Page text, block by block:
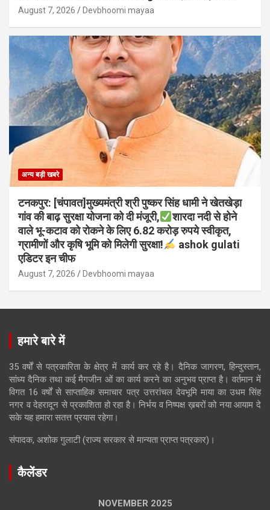
August 7, 2026 Devbhoomi mayaa
अन्य बड़ी खबरे
टनकपुर: [चंपावत]मुख्यमंत्री श्री पुष्कर सिंह धामी ने खेतखेड़ा
गांव की बाढ़ सुरक्षा योजना को दी मंजूरी,
शारदा नदी से होने
वाले भू-कटाव को रोकने के लिए 6.82 करोड़ रुपये स्वीकृत,
ग्रामीणों और कृषि भूमि को मिलेगी सुरक्षा!
ashok gulati
एडिटर इन चीफ
August 7, 2026 Devbhoomi mayaa
हमारे बारे में
35 वर्षों से पत्रकारिता के क्षेत्र में कार्य कर रहे है। दैनिक जागरण, हिन्दुस्तान,
सांध्य दैनिक तथा कई मैगजीन ओं का कार्य करने का अनुभव प्राप्त है। वर्तमान में
विगत 16 वर्षों से साप्ताहिक समाचार पत्र उत्तरांचल देवभूमि माया का उधम सिंह
नगर व देहरादून से प्रकाशिता हो रहा है। निर्भय व निष्पक्ष ख़बरों को नया आयाम दे
सके यह हमारा सतत्त प्रयास रहेगा।
संपादक, अशोक गुलाटी (राज्य सरकार से मान्यता प्राप्त पत्रकार)।
कैलेंडर
NOVEMBER 2025